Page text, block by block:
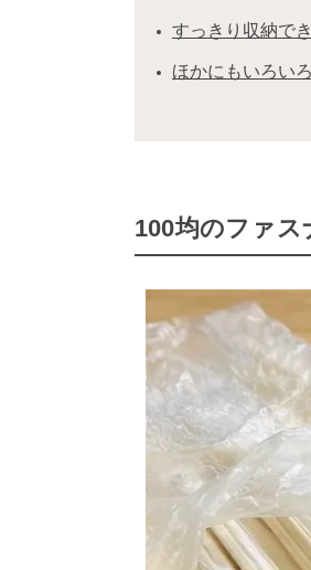
すっきり収納で
ほかにもいろい
100均のファ